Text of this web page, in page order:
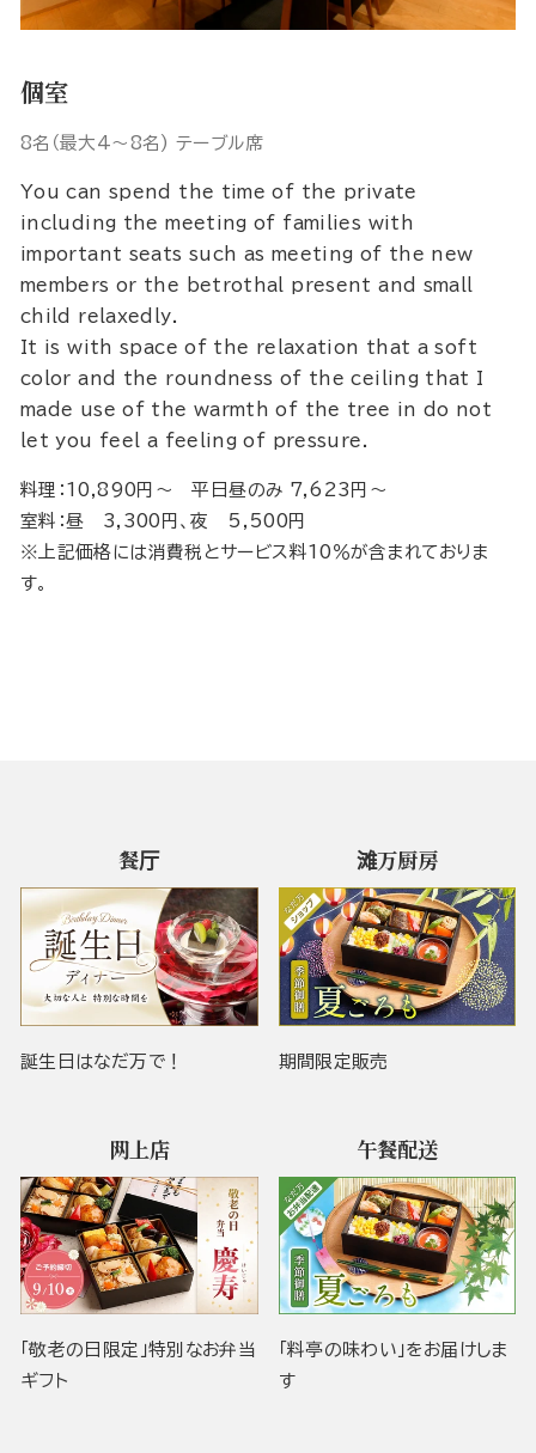
個室
8名（最大4〜8名) テーブル席
You can spend the time of the private
including the meeting of families with
important seats such as meeting of the new
members or the betrothal present and small
child relaxedly.
It is with space of the relaxation that a soft
color and the roundness of the ceiling that I
made use of the warmth of the tree in do not
let you feel a feeling of pressure.
料理：10,890円～ 平日昼のみ 7,623円～
室料：昼 3,300円、夜 5,500円
※上記価格には消費税とサービス料10％が含まれておりま
す。
餐厅
誕生日はなだ万で！
滩万厨房
期間限定販売
网上店
「敬老の日限定」特別なお弁当
ギフト
午餐配送
「料亭の味わい」をお届けしま
す